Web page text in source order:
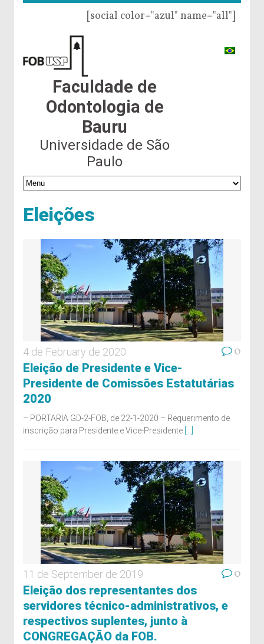
[social color="azul" name="all"]
Faculdade de
Odontologia de
Bauru
Universidade de São
Paulo
Eleições
4 de February de 2020 0
Eleição de Presidente e Vice-
Presidente de Comissões Estatutárias
2020
– PORTARIA GD-2-FOB, de 22-1-2020 – Requerimento de
inscrição para Presidente e Vice-Presidente
11 de September de 2019 0
Eleição dos representantes dos
servidores técnico-administrativos, e
respectivos suplentes, junto à
CONGREGAÇÃO da FOB.